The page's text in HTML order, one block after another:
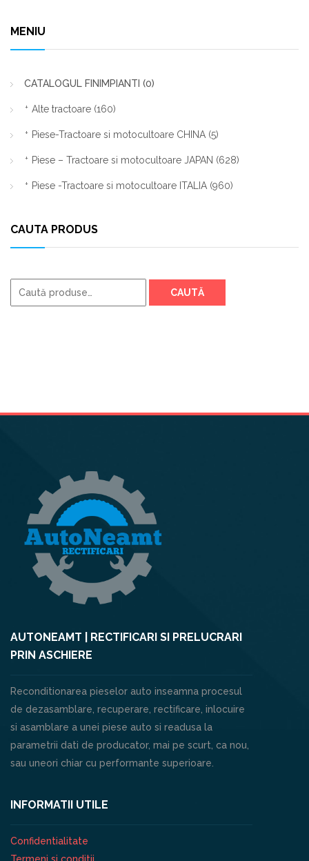
MENIU
CATALOGUL FINIMPIANTI (0)
Alte tractoare (160)
Piese-Tractoare si motocultoare CHINA (5)
Piese – Tractoare si motocultoare JAPAN (628)
Piese -Tractoare si motocultoare ITALIA (960)
CAUTA PRODUS
Caută
după:
CAUTĂ
AUTONEAMT | RECTIFICARI SI PRELUCRARI
PRIN ASCHIERE
Reconditionarea pieselor auto inseamna procesul
de dezasamblare, recuperare, rectificare, inlocuire
si asamblare a unei piese auto si readusa la
parametrii dati de producator, mai pe scurt, ca nou,
sau uneori chiar cu performante superioare.
INFORMATII UTILE
Confidentialitate
Termeni si conditii